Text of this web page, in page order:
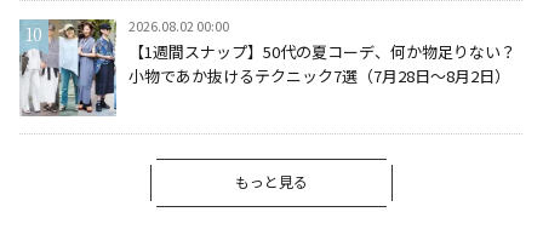
2026.08.02 00:00
【1週間スナップ】50代の夏コーデ、何か物足りない？
小物であか抜けるテクニック7選（7月28日～8月2日）
もっと見る